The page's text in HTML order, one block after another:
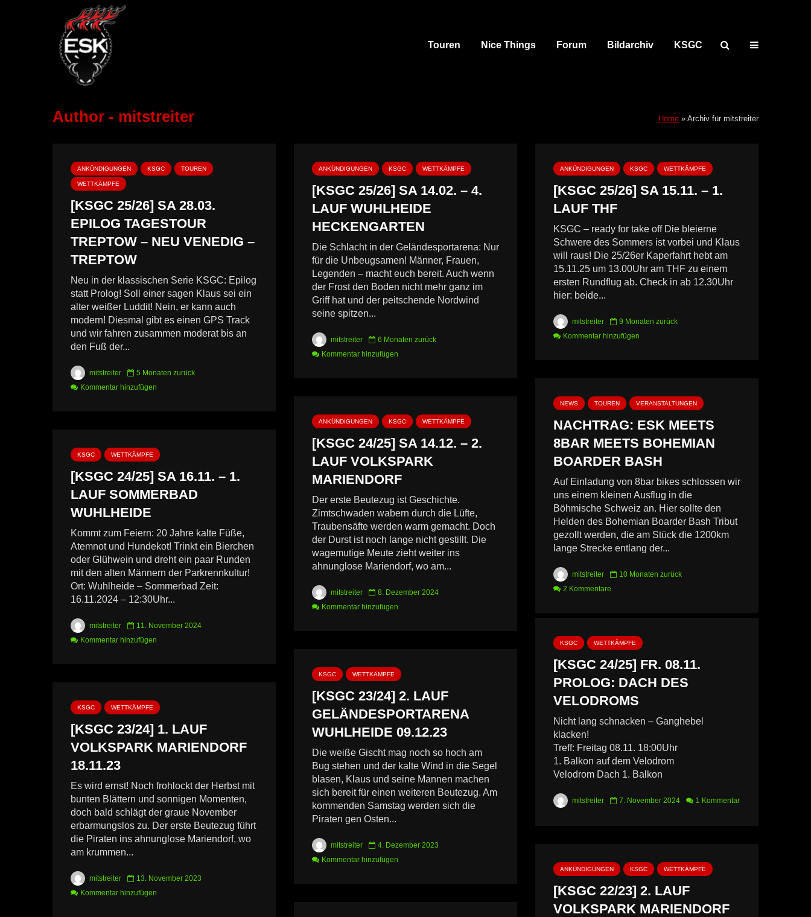
Touren Nice Things Forum Bildarchiv KSGC
Author - mitstreiter Home » Archiv für mitstreiter
ANKÜNDIGUNGEN KSGC TOUREN
WETTKÄMPFE
[KSGC 25/26] SA 28.03.
EPILOG TAGESTOUR
TREPTOW – NEU VENEDIG –
TREPTOW
Neu in der klassischen Serie KSGC: Epilog
statt Prolog! Soll einer sagen Klaus sei ein
alter weißer Luddit! Nein, er kann auch
modern! Diesmal gibt es einen GPS Track
und wir fahren zusammen moderat bis an
den Fuß der...
mitstreiter
5 Monaten zurück
Kommentar hinzufügen
ANKÜNDIGUNGEN KSGC WETTKÄMPFE
[KSGC 25/26] SA 14.02. – 4.
LAUF WUHLHEIDE
HECKENGARTEN
Die Schlacht in der Geländesportarena: Nur
für die Unbeugsamen! Männer, Frauen,
Legenden – macht euch bereit. Auch wenn
der Frost den Boden nicht mehr ganz im
Griff hat und der peitschende Nordwind
seine spitzen...
mitstreiter
6 Monaten zurück
Kommentar hinzufügen
ANKÜNDIGUNGEN KSGC WETTKÄMPFE
[KSGC 25/26] SA 15.11. – 1.
LAUF THF
KSGC – ready for take off Die bleierne
Schwere des Sommers ist vorbei und Klaus
will raus! Die 25/26er Kaperfahrt hebt am
15.11.25 um 13.00Uhr am THF zu einem
ersten Rundflug ab. Check in ab 12.30Uhr
hier: beide...
mitstreiter
9 Monaten zurück
Kommentar hinzufügen
NEWS TOUREN VERANSTALTUNGEN
NACHTRAG: ESK MEETS
8BAR MEETS BOHEMIAN
BOARDER BASH
Auf Einladung von 8bar bikes schlossen wir
uns einem kleinen Ausflug in die
Böhmische Schweiz an. Hier sollte den
Helden des Bohemian Boarder Bash Tribut
gezollt werden, die am Stück die 1200km
lange Strecke entlang der...
mitstreiter
10 Monaten zurück
2 Kommentare
ANKÜNDIGUNGEN KSGC WETTKÄMPFE
[KSGC 24/25] SA 14.12. – 2.
LAUF VOLKSPARK
MARIENDORF
Der erste Beutezug ist Geschichte.
Zimtschwaden wabern durch die Lüfte,
Traubensäfte werden warm gemacht. Doch
der Durst ist noch lange nicht gestillt. Die
wagemutige Meute zieht weiter ins
ahnunglose Mariendorf, wo am...
mitstreiter
8. Dezember 2024
Kommentar hinzufügen
KSGC WETTKÄMPFE
[KSGC 24/25] SA 16.11. – 1.
LAUF SOMMERBAD
WUHLHEIDE
Kommt zum Feiern: 20 Jahre kalte Füße,
Atemnot und Hundekot! Trinkt ein Bierchen
oder Glühwein und dreht ein paar Runden
mit den alten Männern der Parkrennkultur!
Ort: Wuhlheide – Sommerbad Zeit:
16.11.2024 – 12:30Uhr...
mitstreiter
11. November 2024
Kommentar hinzufügen
KSGC WETTKÄMPFE
[KSGC 24/25] FR. 08.11.
PROLOG: DACH DES
VELODROMS
Nicht lang schnacken – Ganghebel
klacken!
Treff: Freitag 08.11. 18:00Uhr
1. Balkon auf dem Velodrom
Velodrom Dach 1. Balkon
mitstreiter 7. November 2024 1 Kommentar
KSGC WETTKÄMPFE
[KSGC 23/24] 2. LAUF
GELÄNDESPORTARENA
WUHLHEIDE 09.12.23
Die weiße Gischt mag noch so hoch am
Bug stehen und der kalte Wind in die Segel
blasen, Klaus und seine Mannen machen
sich bereit für einen weiteren Beutezug. Am
kommenden Samstag werden sich die
Piraten gen Osten...
mitstreiter
4. Dezember 2023
Kommentar hinzufügen
KSGC WETTKÄMPFE
[KSGC 23/24] 1. LAUF
VOLKSPARK MARIENDORF
18.11.23
Es wird ernst! Noch frohlockt der Herbst mit
bunten Blättern und sonnigen Momenten,
doch bald schlägt der graue November
erbarmungslos zu. Der erste Beutezug führt
die Piraten ins ahnunglose Mariendorf, wo
am krummen...
mitstreiter
13. November 2023
Kommentar hinzufügen
ANKÜNDIGUNGEN KSGC WETTKÄMPFE
[KSGC 22/23] 2. LAUF
VOLKSPARK MARIENDORF